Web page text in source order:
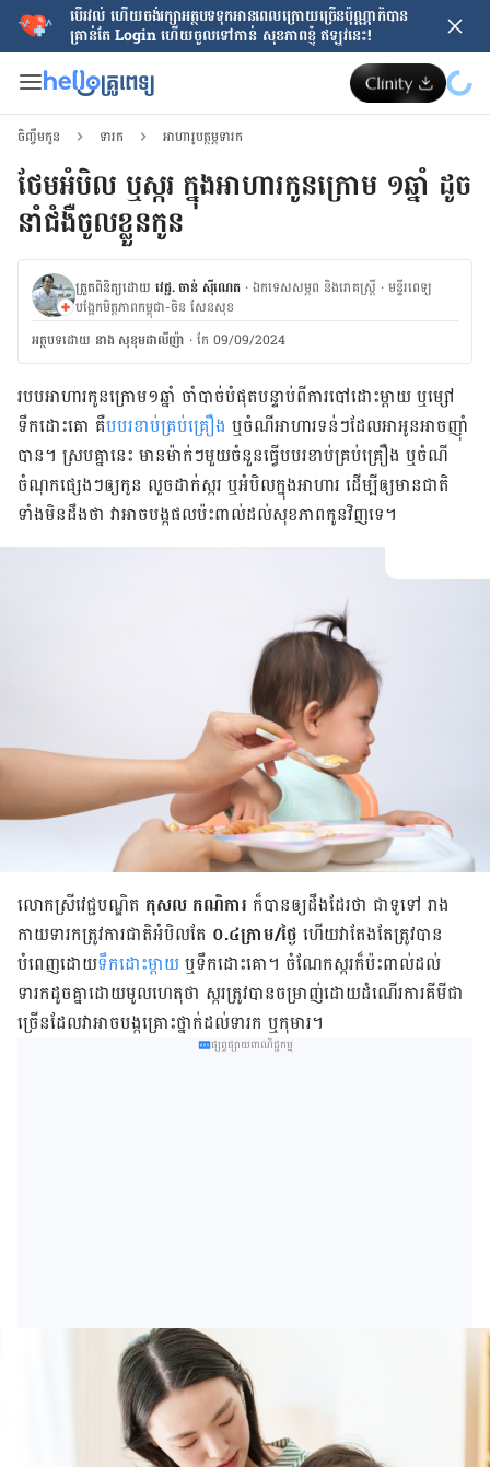
បើរវល់ ហើយចង់​រក្សាអត្ថបទទុកអានពេលក្រោយ​ច្រើនប៉ុណ្ណាក៏បាន
គ្រាន់តែ​ Login ហើយចូលទៅកាន់ សុខភាពខ្ញុំ ឥឡូវនេះ!
ចិញ្ចឹមកូន ទារក អាហារូបត្ថម្ភទារក
ថែមអំបិល ឬស្ករ ក្នុងអាហារកូនក្រោម ១ឆ្នាំ ដូច
នាំជំងឺចូលខ្លួនកូន
ត្រួតពិនិត្យដោយ វេជ្ជ. ចាន់ ស៊ីណេត ·ឯកទេសសម្ភព និងរោគស្ត្រី ·ម​ន្ទីរពេទ្យ
បង្អែកមិត្តភាពកម្ពុជា-ចិន សែនសុខ
អត្ថបទ​ដោយ នាង សុខុមដាលីញ៉ា ·កែ 09/09/2024
របប​អាហារ​កូន​ក្រោម​១ឆ្នាំ ចាំ​បាច់​បំផុត​បន្ទាប់​ពី​ការ​បៅ​ដោះ​ម្ដាយ ឬ​ម្សៅ​
ទឹកដោះ​គោ គឺ​បបរ​ខាប់​គ្រប់​គ្រឿង ឬ​ចំណី​អាហារ​ទន់​ៗ​ដែល​អា​អូន​អាច​ញ៉ាំ​
បាន។ ស្រប​គ្នា​នេះ មាន​ម៉ាក់​ៗ​មួយ​ចំនួន​ធ្វើ​បបរ​ខាប់​គ្រប់​គ្រឿង ឬ​ចំណី​
ចំណុក​ផ្សេងៗ​ឲ្យ​កូន លួច​ដាក់​ស្ករ ឬ​អំបិល​ក្នុង​អាហារ ដើម្បី​ឲ្យ​មាន​ជាតិ
ទាំង​មិន​ដឹង​ថា វា​អាច​បង្ក​ផល​ប៉ះពាល់​ដល់​សុខភាព​កូន​វិញ​ទេ។
លោក​ស្រី​វេជ្ជបណ្ឌិត កុសល កណិការ ក៏​បាន​ឲ្យ​ដឹង​ដែរ​ថា ជា​ទូទៅ រាង
កាយ​ទារក​ត្រូវ​ការ​ជាតិ​អំបិល​តែ ០.៤ក្រាម/ថ្ងៃ ហើយ​វា​តែង​តែ​ត្រូវ​បាន​
បំពេញ​ដោយ​ទឹក​ដោះ​ម្ដាយឬ​ទឹកដោះគោ។ ចំណែក​ស្ករ​ក៏​ប៉ះពាល់​ដល់​
ទារក​ដូច​គ្នា​ដោយ​មូលហេតុ​ថា ស្ករ​ត្រូវ​បាន​ចម្រាញ់​ដោយ​ដំណើរ​ការ​គីមី​ជា​
ច្រើន​ដែល​វា​អាច​បង្ក​គ្រោះ​ថ្នាក់​ដល់​ទារក ឬ​កុមារ។
ផ្សព្វផ្សាយពាណិជ្ជកម្ម